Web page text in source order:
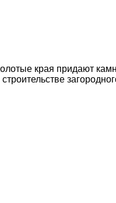
края придают